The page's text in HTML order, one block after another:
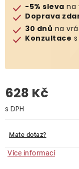
Prodávané
O nás
Kontakty
-5% sleva na
Doprava
30 dnů na
Konzultace
628 Kč
Mate dotaz?
Více informací